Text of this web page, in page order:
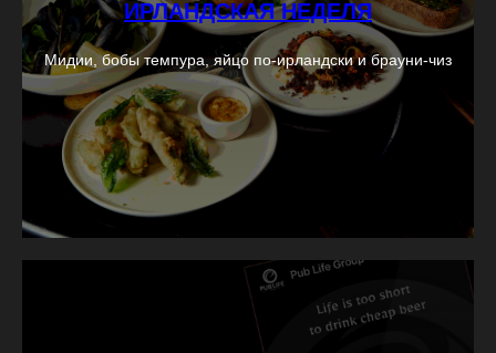
ИРЛАНДСКАЯ НЕДЕЛЯ
Мидии, бобы темпура, яйцо по-ирландски и брауни-чиз